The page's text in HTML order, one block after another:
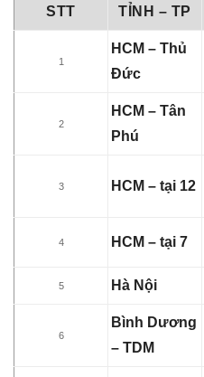
STT TỈNH – TP
1
HCM – Thủ
Đức
2
HCM – Tân
Phú
3 HCM – tại 12
4 HCM – tại 7
5 Hà Nội
6
Bình Dương
– TDM